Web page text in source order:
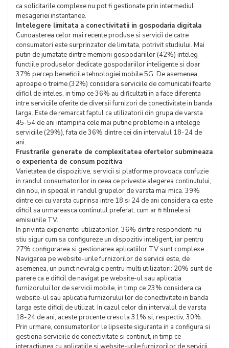
ca solicitarile complexe nu pot fi gestionate prin intermediul
mesageriei instantanee.
Intelegere limitata a conectivitatii in gospodaria digitala
Cunoasterea celor mai recente produse si servicii de catre
consumatori este surprinzator de limitata, potrivit studiului. Mai
putin de jumatate dintre membrii gospodariilor (42%) inteleg
functiile produselor dedicate gospodariilor inteligente si doar
37% percep beneficiile tehnologiei mobile 5G. De asemenea,
aproape o treime (32%) considera serviciile de comunicatii foarte
dificil de inteles, in timp ce 36% au dificultati in a face diferenta
intre serviciile oferite de diversii furnizori de conectivitate in banda
larga. Este de remarcat faptul ca utilizatorii din grupa de varsta
45-54 de ani intampina cele mai putine probleme in a intelege
serviciile (29%), fata de 36% dintre cei din intervalul 18-24 de
ani.
Frustrarile generate de complexitatea ofertelor submineaza
o experienta de consum pozitiva
Varietatea de dispozitive, servicii si platforme provoaca confuzie
in randul consumatorilor in ceea ce priveste alegerea continutului,
din nou, in special in randul grupelor de varsta mai mica. 39%
dintre cei cu varsta cuprinsa intre 18 si 24 de ani considera ca este
dificil sa urmareasca continutul preferat, cum ar fi filmele si
emisiunile TV.
In privinta experientei utilizatorilor, 36% dintre respondenti nu
stiu sigur cum sa configureze un dispozitiv inteligent, iar pentru
27% configurarea si gestionarea aplicatiilor TV sunt complexe.
Navigarea pe website-urile furnizorilor de servicii este, de
asemenea, un punct nevralgic pentru multi utilizatori: 20% sunt de
parere ca e dificil de navigat pe website-ul sau aplicatia
furnizorului lor de servicii mobile, in timp ce 23% considera ca
website-ul sau aplicatia furnizorului lor de conectivitate in banda
larga este dificil de utilizat. In cazul celor din intervalul de varsta
18-24 de ani, aceste procente cresc la 31% si, respectiv, 30%.
Prin urmare, consumatorilor le lipseste siguranta in a configura si
gestiona serviciile de conectivitate si continut, in timp ce